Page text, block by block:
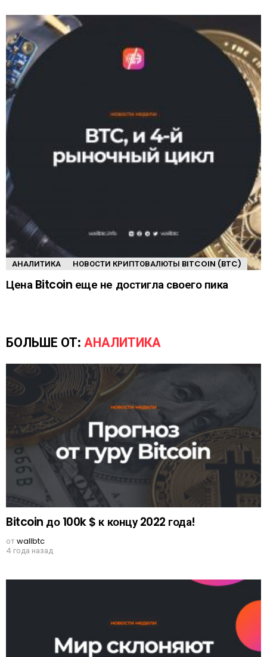
АНАЛИТИКА НОВОСТИ КРИПТОВАЛЮТЫ BITCOIN (BTC)
Цена Bitcoin еще не достигла своего пика
БОЛЬШЕ ОТ: АНАЛИТИКА
Bitcoin до 100k $ к концу 2022 года!
отwallbtc
4 года назад